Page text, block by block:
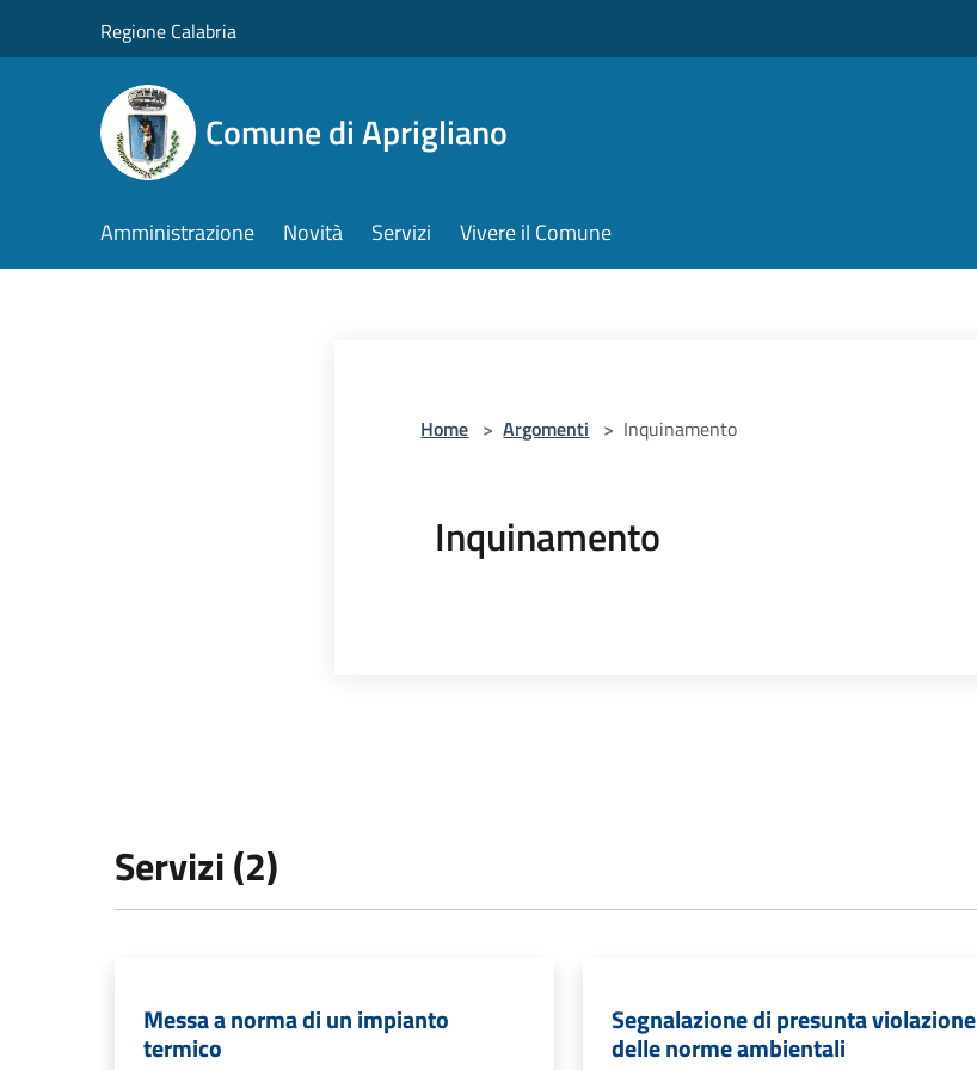
Regione Calabria
Comune di Aprigliano
Amministrazione Novità Servizi Vivere il Comune
Home > Argomenti > Inquinamento
Inquinamento
Servizi (2)
Messa a norma di un impianto
termico
Segnalazione di presunta violazione
delle norme ambientali